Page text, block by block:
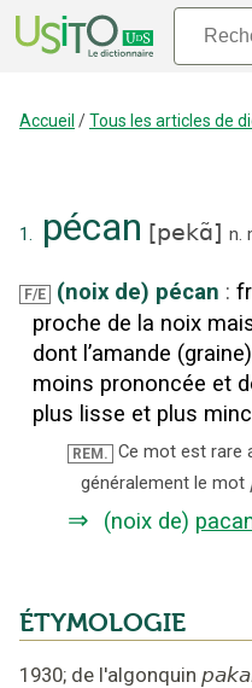
Accueil /Tous les articles de
1. pécan [pekɑ̃] n.
F/E (noix de) pécan :
proche de la noix
dont l’amande
moins prononcée et
plus lisse et plus
REM.
Ce mot est rare
généralement le mot
⇒ (noix de)
ÉTYMOLOGIE
1930; de l'algonquin